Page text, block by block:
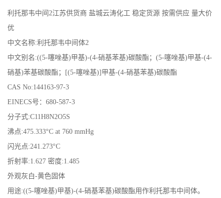
利托那韦中间2江苏供货商 盐城云涛化工 稳定货源 按需供应 量大价
优
中文名称:利托那韦中间体2
中文别名:((5-噻唑基)甲基)-(4-硝基苯基)碳酸酯；(5-噻唑基)甲基-(4-
硝基)苯基碳酸酯；[(5-噻唑基)]甲基-(4-硝基苯基)碳酸酯
CAS No:144163-97-3
EINECS号：680-587-3
分子式:C11H8N2O5S
沸点:475.333°C at 760 mmHg
闪光点:241.273°C
折射率:1.627 密度:1.485
外观灰白-黄色固体
用途:((5-噻唑基)甲基)-(4-硝基苯基)碳酸酯用作利托那韦中间体。